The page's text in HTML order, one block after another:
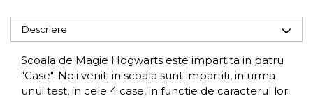
Descriere
Scoala de Magie Hogwarts este impartita in patru
"Case". Noii veniti in scoala sunt impartiti, in urma
unui test, in cele 4 case, in functie de caracterul lor.